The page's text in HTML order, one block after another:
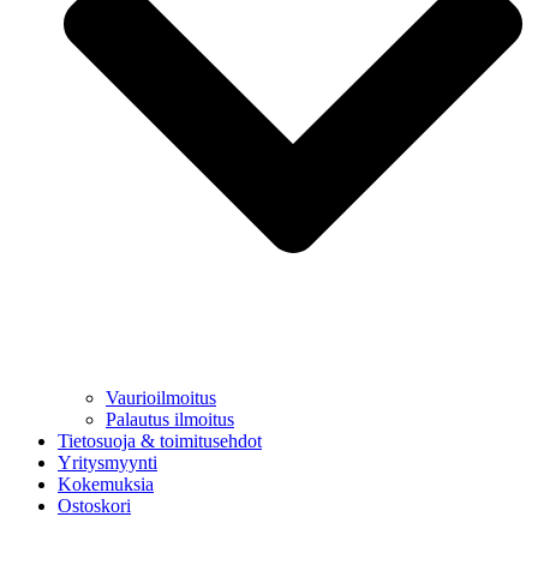
Vaurioilmoitus
Palautus ilmoitus
Tietosuoja & toimitusehdot
Yritysmyynti
Kokemuksia
Ostoskori